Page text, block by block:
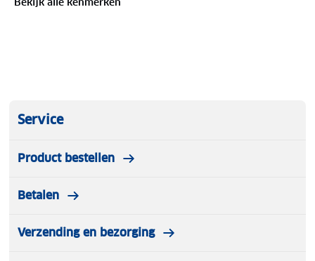
Service
Product bestellen
Betalen
Verzending en bezorging